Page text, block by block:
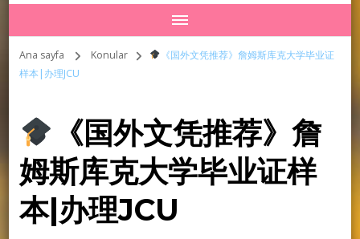
Ana sayfa Konular
《国外文凭推荐》詹姆斯库克大学毕业证
样本|办理JCU
《国外文凭推荐》詹
姆斯库克大学毕业证样
本|办理JCU